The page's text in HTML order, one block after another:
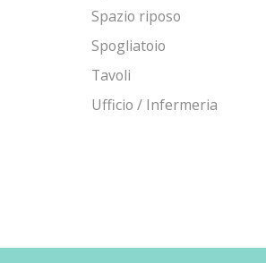
Spazio riposo
Spogliatoio
Tavoli
Ufficio / Infermeria